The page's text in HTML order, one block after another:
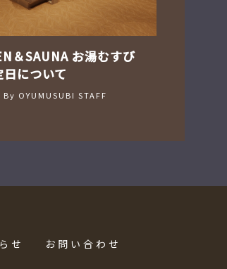
＆SAUNA お湯むすび
について
By OYUMUSUBI STAFF
せ お問い合わせ